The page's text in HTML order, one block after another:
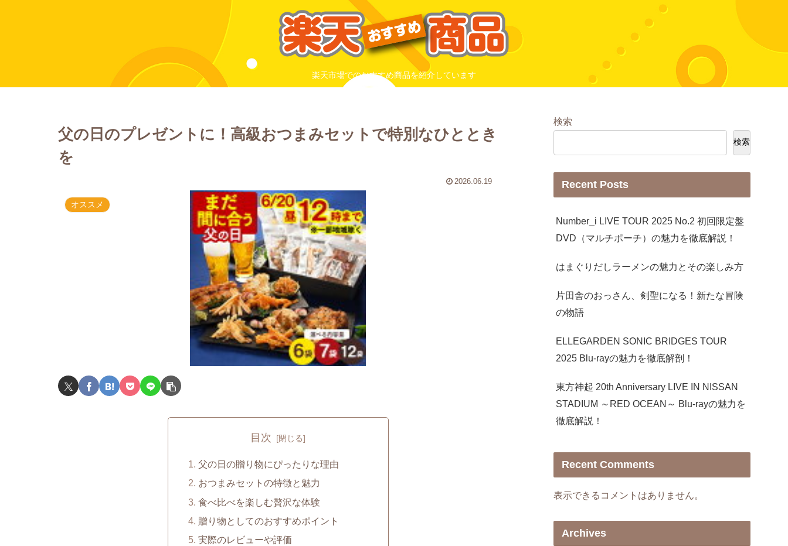
楽天市場でのおすすめ商品を紹介しています
父の日のプレゼントに！高級おつまみセットで特別なひととき
を
2026.06.19
オススメ
目次
父の日の贈り物にぴったりな理由
おつまみセットの特徴と魅力
食べ比べを楽しむ贅沢な体験
贈り物としてのおすすめポイント
実際のレビューや評価
検索
検索
Recent Posts
Number_i LIVE TOUR 2025 No.2 初回限定盤
DVD（マルチポーチ）の魅力を徹底解説！
はまぐりだしラーメンの魅力とその楽しみ方
片田舎のおっさん、剣聖になる！新たな冒険
の物語
ELLEGARDEN SONIC BRIDGES TOUR
2025 Blu-rayの魅力を徹底解剖！
東方神起 20th Anniversary LIVE IN NISSAN
STADIUM ～RED OCEAN～ Blu-rayの魅力を
徹底解説！
Recent Comments
表示できるコメントはありません。
Archives